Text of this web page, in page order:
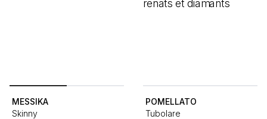
MESSIKA
Skinny
POMELLATO
Tubolare